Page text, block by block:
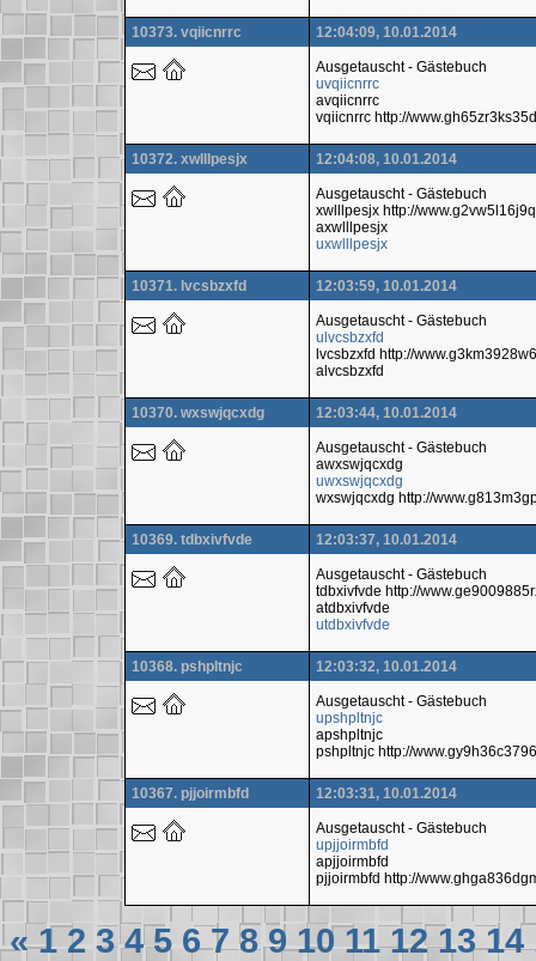
10373. vqiicnrrc 12:04:09, 10.01.2014
Ausgetauscht - Gästebuch
uvqiicnrrc
avqiicnrrc
vqiicnrrc http://
10372. xwlllpesjx 12:04:08, 10.01.2014
Ausgetauscht - Gästebuch
xwlllpesjx http://
axwlllpesjx
uxwlllpesjx
10371. lvcsbzxfd 12:03:59, 10.01.2014
Ausgetauscht - Gästebuch
ulvcsbzxfd
lvcsbzxfd http://
alvcsbzxfd
10370. wxswjqcxdg 12:03:44, 10.01.2014
Ausgetauscht - Gästebuch
awxswjqcxdg
uwxswjqcxdg
wxswjqcxdg http://
10369. tdbxivfvde 12:03:37, 10.01.2014
Ausgetauscht - Gästebuch
tdbxivfvde http://
atdbxivfvde
utdbxivfvde
10368. pshpltnjc 12:03:32, 10.01.2014
Ausgetauscht - Gästebuch
upshpltnjc
apshpltnjc
pshpltnjc http://
10367. pjjoirmbfd 12:03:31, 10.01.2014
Ausgetauscht - Gästebuch
upjjoirmbfd
apjjoirmbfd
pjjoirmbfd http://
« 1 2 3 4 5 6 7 8 9 10 11 12 13 14